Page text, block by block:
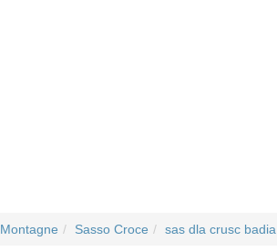
Montagne Sasso Croce sas dla crusc badia